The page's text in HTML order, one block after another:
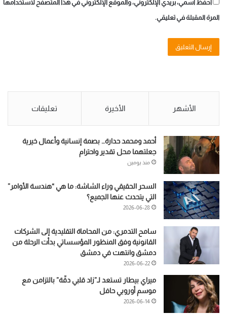
احفظ اسمي، بريدي الإلكتروني، والموقع الإلكتروني في هذا المتصفح لاستخدامها
المرة المقبلة في تعليقي.
الأشهر الأخيرة تعليقات
أحمد ومحمد حدارة… بصمة إنسانية وأعمال خيرية
جعلتهما محل تقدير واحترام
منذ يومين
السحر الحقيقي وراء الشاشة: ما هي “هندسة الأوامر”
التي يتحدث عنها الجميع؟
2026-06-28
سامح التدمري: من المحاماة التقليدية إلى الشركات
القانونية وفق المنظور المؤسساتي بدأت الرحلة من
دمشق وانتهت في دمشق
2026-06-22
ميراي بيطار تستعد لـ”زاد قلبي دقّة” بالتزامن مع
موسم أوروبي حافل
2026-06-14